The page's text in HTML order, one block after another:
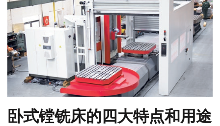
卧式镗铣床的四大特点和用途